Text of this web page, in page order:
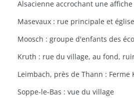
Masevaux : rue principale et église
Moosch : groupe d'enfants des
Soppe-le-Bas : vue du village